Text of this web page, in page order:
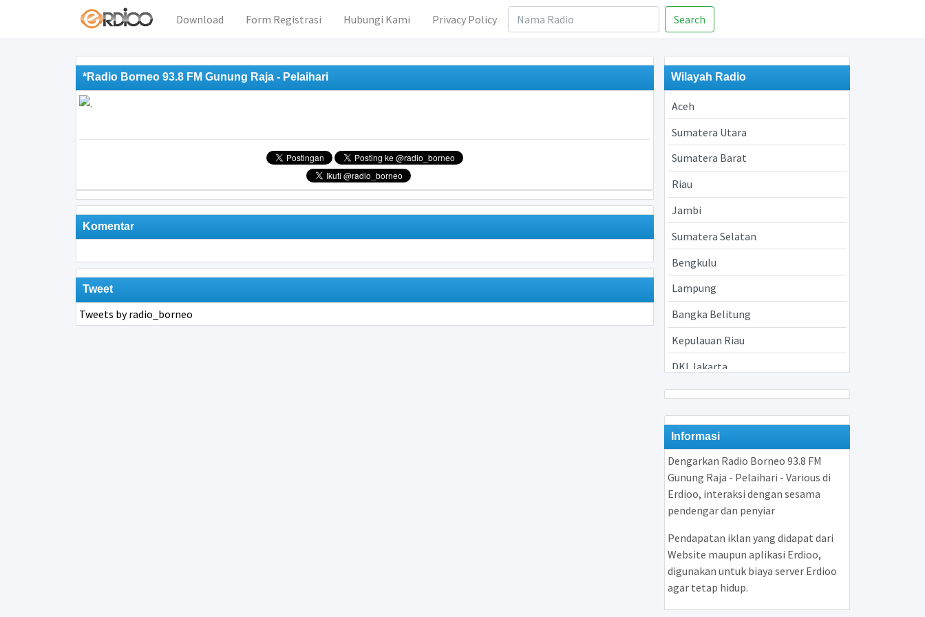
Download Form Registrasi Hubungi Kami Privacy Policy Search
*Radio Borneo 93.8 FM Gunung Raja - Pelaihari
Komentar
Tweet
Tweets by radio_borneo
Wilayah Radio
Aceh
Sumatera Utara
Sumatera Barat
Riau
Jambi
Sumatera Selatan
Bengkulu
Lampung
Bangka Belitung
Kepulauan Riau
DKI Jakarta
Jawa Barat
Jawa Tengah
Yogyakarta
Jawa Timur
Banten
Nusa Tenggara Barat
Nusa Tenggara Timur
Informasi
Dengarkan Radio Borneo 93.8 FM
Gunung Raja - Pelaihari - Various di
Erdioo, interaksi dengan sesama
pendengar dan penyiar
Pendapatan iklan yang didapat dari
Website maupun aplikasi Erdioo,
digunakan untuk biaya server Erdioo
agar tetap hidup.